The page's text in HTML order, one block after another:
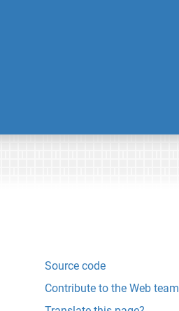
Source code
Contribute to the Web team